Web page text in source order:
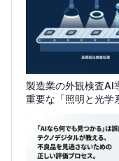
製造業の外観検査AI
重要な「照明と光学